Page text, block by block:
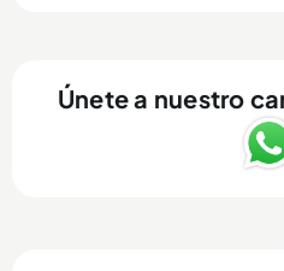
Únete a nuestro